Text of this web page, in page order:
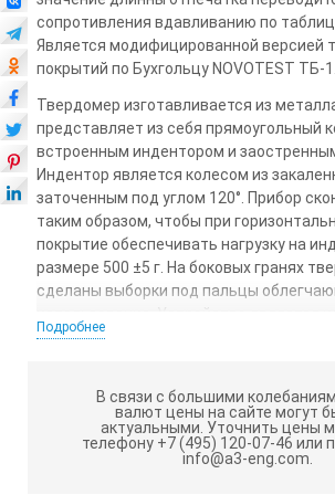
сопротивления вдавливанию по
Является модифицированной версией
покрытий по Бухгольцу NOVOTEST ТБ-1.
Твердомер изготавливается из
представляет из себя прямоугольный
встроенным индентором и
Индентор является колесом из
заточенным под углом 120°. Прибор
таким образом, чтобы при
покрытие обеспечивать нагрузку на
размере 500 ±5 г. На боковых гранях
сделаны выборки под пальцы
использование. Устройство является
оборудованием и не подлежит
Твердомер покрытий Бухгольца
надежный и простой механический
требующий специальных навыков для
позволяет оперативно контролировать
Подробнее
В связи с большими
валют цены на сайте могут
актуальными. Уточнить цены
телефону +7 (495) 120-07-46 или
info@a3-eng.com.